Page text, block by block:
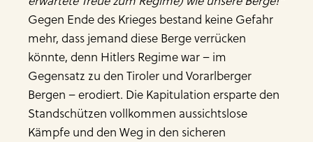
Gegen Ende des Krieges bestand keine Gefahr
mehr, dass jemand diese Berge verrücken
könnte, denn Hitlers Regime war – im
Gegensatz zu den Tiroler und Vorarlberger
Bergen – erodiert. Die Kapitulation ersparte den
Standschützen vollkommen aussichtslose
Kämpfe und den Weg in den sicheren